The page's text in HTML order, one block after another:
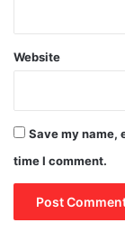
Website
Save my name,
time I comment.